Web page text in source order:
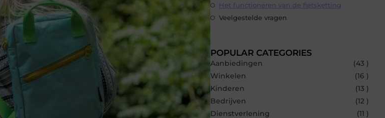
Het functioneren van de fietsketting
Veelgestelde vragen
POPULAR CATEGORIES
Aanbiedingen
(43 )
Winkelen
(16 )
Kinderen
(13 )
Bedrijven
(12 )
Dienstverlening
(11 )